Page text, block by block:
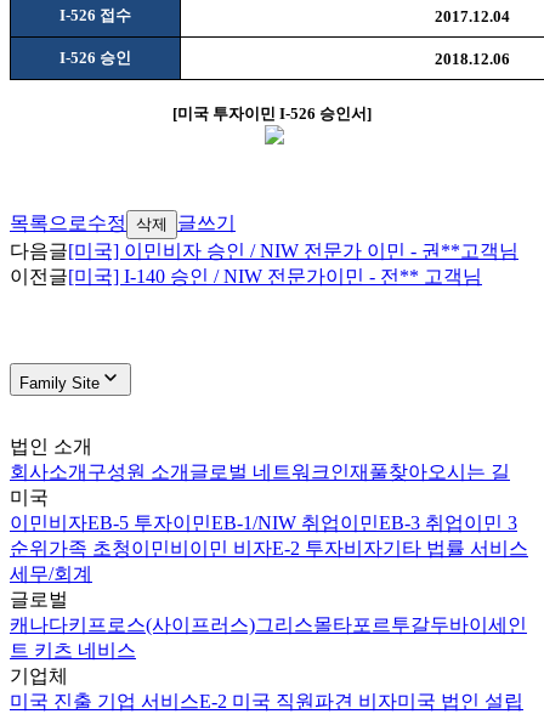
I-526 접수 2017.12.04
I-526 승인 2018.12.06
[미국 투자이민 I-526 승인서]
목록으로수정 삭제
글쓰기
다음글[미국] 이민비자 승인 / NIW 전문가 이민 - 권**고객님
이전글[미국] I-140 승인 / NIW 전문가이민 - 전** 고객님
Family Site
법인 소개
회사소개 구성원 소개 글로벌 네트워크인재풀찾아오시는 길
미국
이민비자EB-5 투자이민EB-1/NIW 취업이민EB-3 취업이민 3
순위 가족 초청이민비이민 비자E-2 투자비자기타 법률 서비스
세무/회계
글로벌
캐나다키프로스(사이프러스)그리스몰타포르투갈두바이 세인
트 키츠 네비스
기업체
미국 진출 기업 서비스E-2 미국 직원파견 비자미국 법인 설립